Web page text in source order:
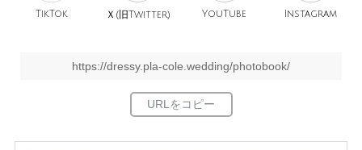
TikTok Ｘ(旧Twitter) YouTube Instagram
https://dressy.pla-cole.wedding/photobook/